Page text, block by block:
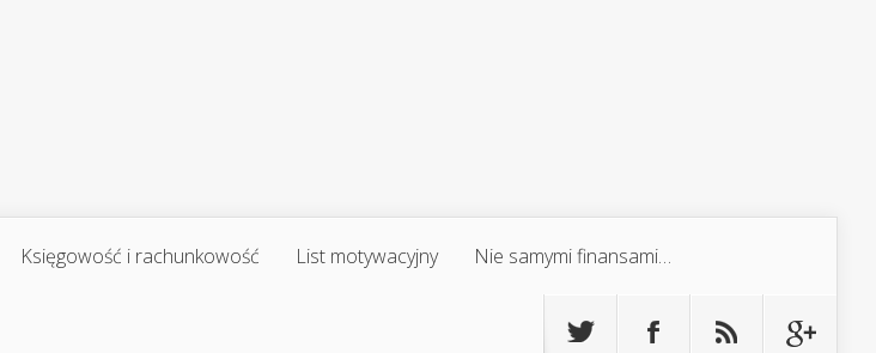
Księgowość i rachunkowość List motywacyjny Nie samymi finansami…